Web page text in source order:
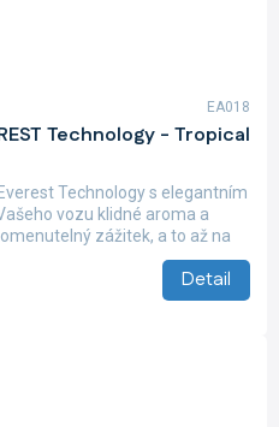
Technology - Tropical
Detail
Technology s elegantním
vozu klidné aroma a
zážitek, a to až na
EA018